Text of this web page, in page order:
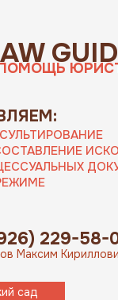
сад
Максим
229-58-